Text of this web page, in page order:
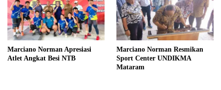
Marciano Norman Apresiasi
Atlet Angkat Besi NTB
Marciano Norman Resmikan
Sport Center UNDIKMA
Mataram